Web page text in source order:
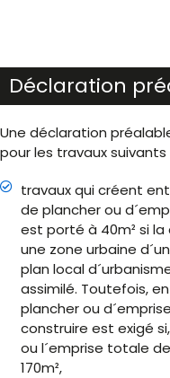
Déclaration
Une déclaration
pour les travaux suivants
travaux qui créent
de plancher ou
est porté à 40m² si
une zone urbaine
plan local
assimilé. Toutefois,
plancher ou
construire est exigé
ou l´emprise totale
170m²,